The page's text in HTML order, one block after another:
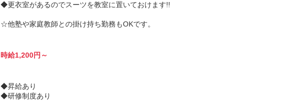
◆更衣室があるのでスーツを教室に置いておけます!!
☆他塾や家庭教師との掛け持ち勤務もOKです。
時給1,200円～
◆昇給あり
◆研修制度あり